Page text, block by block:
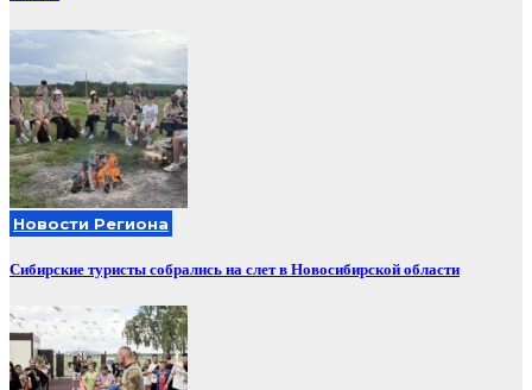
Новости Региона
Сибирские туристы собрались на слет в Новосибирской области